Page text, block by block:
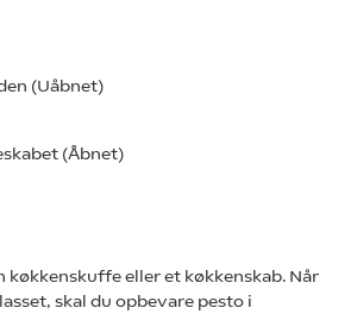
(Uåbnet)
(Åbnet)
køkkenskuffe eller et køkkenskab. Når
skal du opbevare pesto i